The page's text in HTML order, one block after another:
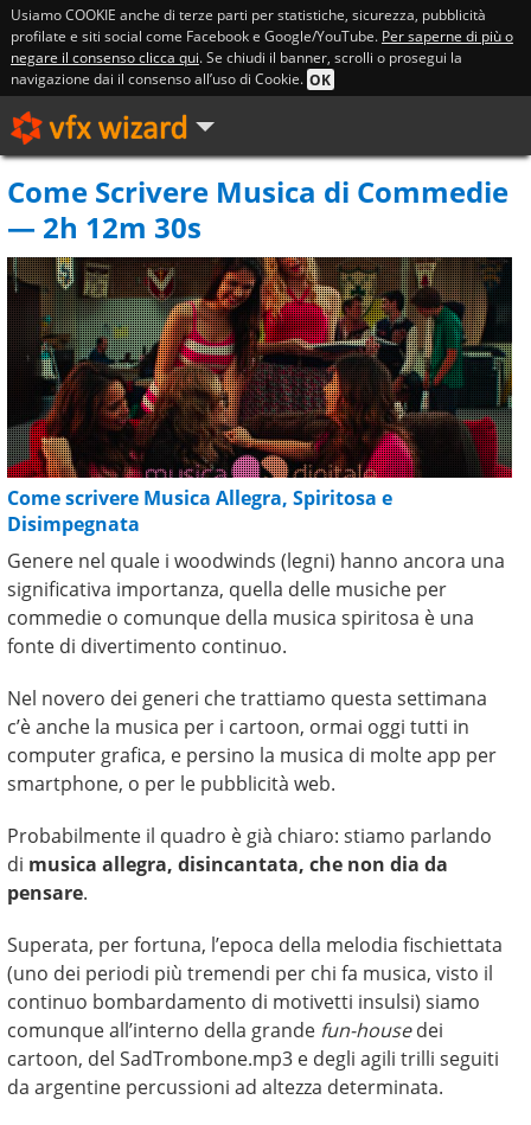
Usiamo COOKIE anche di terze parti per statistiche, sicurezza, pubblicità
profilate e siti social come Facebook e Google/YouTube. Per saperne di più o
negare il consenso clicca qui. Se chiudi il banner, scrolli o prosegui la
navigazione dai il consenso all’uso di Cookie. OK
Come Scrivere Musica di Commedie
— 2h 12m 30s
Come scrivere Musica Allegra, Spiritosa e
Disimpegnata
Genere nel quale i woodwinds (legni) hanno ancora una
significativa importanza, quella delle musiche per
commedie o comunque della musica spiritosa è una
fonte di divertimento continuo.
Nel novero dei generi che trattiamo questa settimana
c’è anche la musica per i cartoon, ormai oggi tutti in
computer grafica, e persino la musica di molte app per
smartphone, o per le pubblicità web.
Probabilmente il quadro è già chiaro: stiamo parlando
di musica allegra, disincantata, che non dia da
pensare.
Superata, per fortuna, l’epoca della melodia fischiettata
(uno dei periodi più tremendi per chi fa musica, visto il
continuo bombardamento di motivetti insulsi) siamo
comunque all’interno della grande fun-housedei
cartoon, del SadTrombone.mp3 e degli agili trilli seguiti
da argentine percussioni ad altezza determinata.